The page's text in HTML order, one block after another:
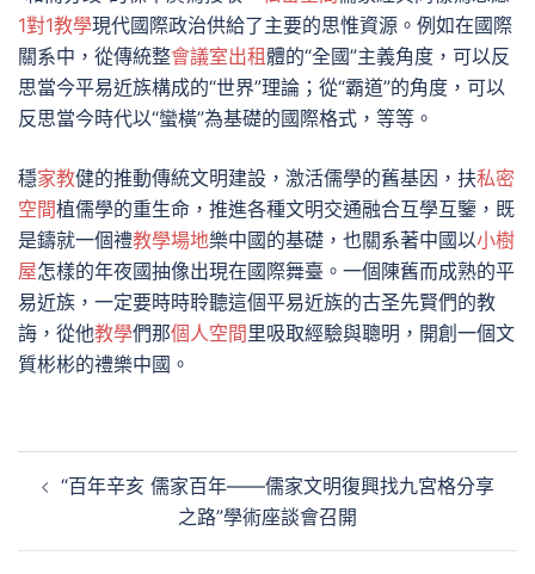
1對1教學現代國際政治供給了主要的思惟資源。例如在國際
關系中，從傳統整會議室出租體的“全國”主義角度，可以反
思當今平易近族構成的“世界”理論；從“霸道”的角度，可以
反思當今時代以“蠻橫”為基礎的國際格式，等等。
穩家教健的推動傳統文明建設，激活儒學的舊基因，扶私密
空間植儒學的重生命，推進各種文明交通融合互學互鑒，既
是鑄就一個禮教學場地樂中國的基礎，也關系著中國以小樹
屋怎樣的年夜國抽像出現在國際舞臺。一個陳舊而成熟的平
易近族，一定要時時聆聽這個平易近族的古圣先賢們的教
誨，從他教學們那個人空間 里吸取經驗與聰明，開創一個文
質彬彬的禮樂中國。
章
“百年辛亥 儒家百年——儒家文明復興找九宮格分享
之路”學術座談會召開